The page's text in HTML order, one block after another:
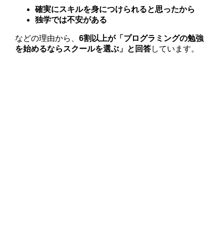
確実にスキルを身につけられると思ったから
独学では不安がある
などの理由から、6割以上が「プログラミングの勉強
を始めるならスクールを選ぶ」と回答しています。